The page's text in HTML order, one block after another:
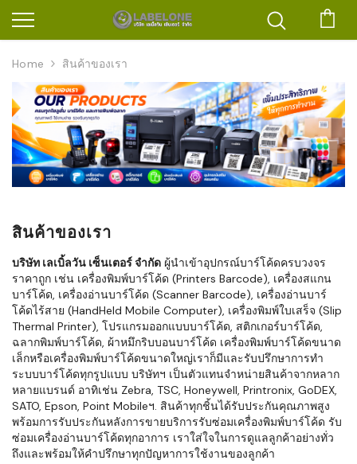
Home สินค้าของเรา
สินค้าของเรา
บริษัท เลเบิ้ลวัน เซ็นเตอร์ จำกัด ผู้นำเข้าอุปกรณ์บาร์โค้ดครบวงจร
ราคาถูก เช่น เครื่องพิมพ์บาร์โค้ด (Printers Barcode), เครื่องสแกน
บาร์โค้ด, เครื่องอ่านบาร์โค้ด (Scanner Barcode), เครื่องอ่านบาร์
โค้ดไร้สาย (HandHeld Mobile Computer), เครื่องพิมพ์ใบเสร็จ (Slip
Thermal Printer), โปรแกรมออกแบบบาร์โค้ด, สติกเกอร์บาร์โค้ด,
ฉลากพิมพ์บาร์โค้ด, ผ้าหมึกริบบอนบาร์โค้ด เครื่องพิมพ์บาร์โค้ดขนาด
เล็กหรือเครื่องพิมพ์บาร์โค้ดขนาดใหญ่เราก็มีและรับปรึกษาการทำ
ระบบบาร์โค้ดทุกรูปแบบ บริษัทฯ เป็นตัวแทนจำหน่ายสินค้าจากหลาก
หลายแบรนด์ อาทิเช่น Zebra, TSC, Honeywell, Printronix, GoDEX,
SATO, Epson, Point Mobileฯ. สินค้าทุกชิ้นได้รับประกันคุณภาพสูง
พร้อมการรับประกันหลังการขายบริการรับซ่อมเครื่องพิมพ์บาร์โค้ด รับ
ซ่อมเครื่องอ่านบาร์โค้ดทุกอาการ เราใส่ใจในการดูแลลูกค้าอย่างทั่ว
ถึงและพร้อมให้คำปรึกษาทุกปัญหาการใช้งานของลูกค้า